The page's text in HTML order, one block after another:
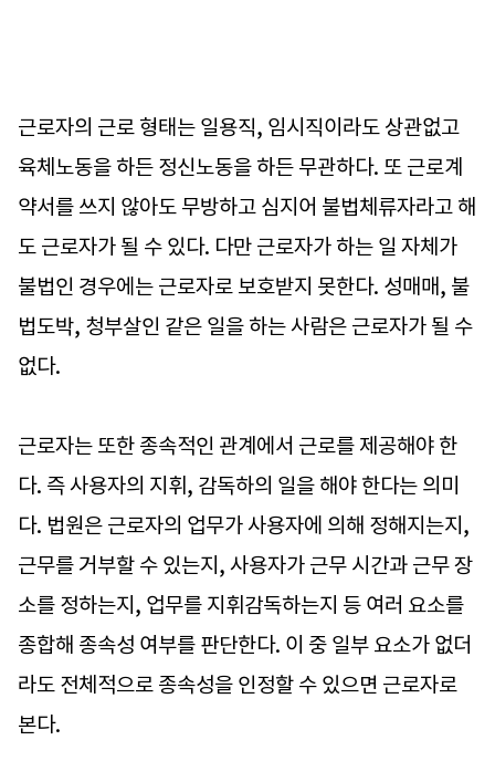
근로자의 근로 형태는 일용직, 임시직이라도 상관없고
육체노동을 하든 정신노동을 하든 무관하다. 또 근로계
약서를 쓰지 않아도 무방하고 심지어 불법체류자라고 해
도 근로자가 될 수 있다. 다만 근로자가 하는 일 자체가
불법인 경우에는 근로자로 보호받지 못한다. 성매매, 불
법도박, 청부살인 같은 일을 하는 사람은 근로자가 될 수
없다.
근로자는 또한 종속적인 관계에서 근로를 제공해야 한
다. 즉 사용자의 지휘, 감독하의 일을 해야 한다는 의미
다. 법원은 근로자의 업무가 사용자에 의해 정해지는지,
근무를 거부할 수 있는지, 사용자가 근무 시간과 근무 장
소를 정하는지, 업무를 지휘감독하는지 등 여러 요소를
종합해 종속성 여부를 판단한다. 이 중 일부 요소가 없더
라도 전체적으로 종속성을 인정할 수 있으면 근로자로
본다.